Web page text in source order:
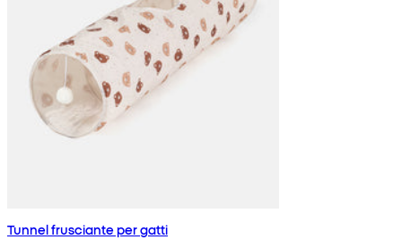
Tunnel frusciante per gatti